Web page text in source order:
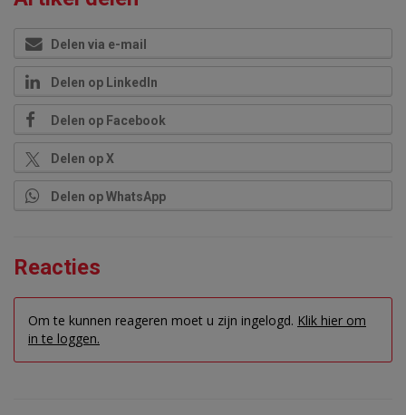
Delen via e-mail
Delen op LinkedIn
Delen op Facebook
Delen op X
Delen op WhatsApp
Reacties
Om te kunnen reageren moet u zijn ingelogd. Klik hier om
in te loggen.